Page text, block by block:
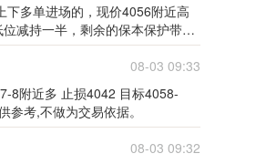
5m
01月25日0125货币
5m
01月24日0124货币
下多单进场的，现价4056附近高
减持一半，剩余的保本保护带
家自己决定就好 指导仅供参考,
。
08-03 09:33
8附近多 止损4042 目标4058-
参考,不做为交易依据。
08-03 09:32